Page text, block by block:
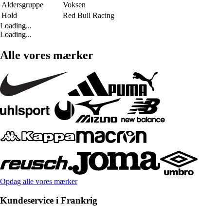
Aldersgruppe
Voksen
Hold
Red Bull Racing
Loading...
Loading...
Alle vores mærker
Opdag alle vores mærker
Kundeservice i Frankrig